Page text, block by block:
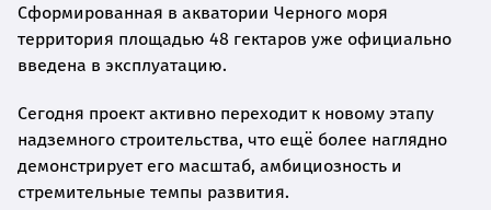
Сформированная в акватории Черного моря
территория площадью 48 гектаров уже официально
введена в эксплуатацию.
Сегодня проект активно переходит к новому этапу
надземного строительства, что ещё более наглядно
демонстрирует его масштаб, амбициозность и
стремительные темпы развития.